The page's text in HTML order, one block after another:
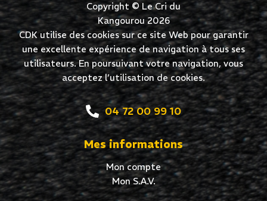
Copyright © Le Cri du
Kangourou 2026
CDK utilise des cookies sur ce site Web pour garantir
une excellente expérience de navigation à tous ses
utilisateurs. En poursuivant votre navigation, vous
acceptez l’utilisation de cookies.
04 72 00 99 10
Mes informations
Mon compte
Mon S.A.V.